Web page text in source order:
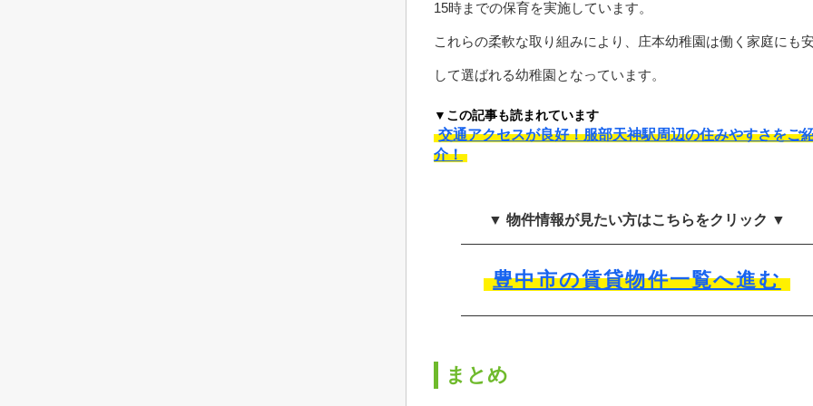
15時までの保育を実施しています。
これらの柔軟な取り組みにより、庄本幼稚園は働く家庭にも
して選ばれる幼稚園となっています。
▼この記事も読まれています
交通アクセスが良好！服部天神駅周辺の住みやすさをご
介！
▼ 物件情報が見たい方はこちらをクリック ▼
豊中市の賃貸物件一覧へ進む
まとめ